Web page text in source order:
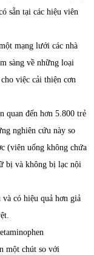
sẵn tại các hiệu viên
mạng lưới các nhà
sàng về những loại
việc cải thiện cơn
quan đến hơn 5.800 trẻ
nghiên cứu này so
(viên uống không chứa
bị và không bị lạc nội
có hiệu quả hơn giả
một chút so với